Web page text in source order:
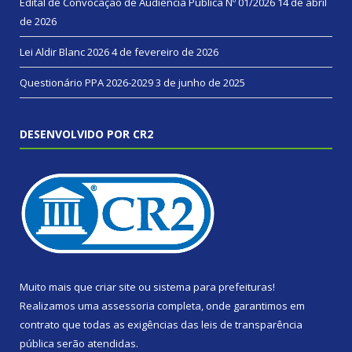
de 2026
Lei Aldir Blanc 20264 de fevereiro de 2026
Questionário PPA 2026-20293 de junho de 2025
DESENVOLVIDO POR CR2
Muito mais que criar site ou sistema para prefeituras!
Realizamos uma assessoria completa, onde garantimos em
contrato que todas as exigências das leis de transparência
pública serão atendidas.